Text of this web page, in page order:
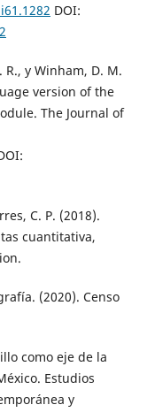
DOI:
R., y Winham, D. M.
version of the
The Journal of
C. P. (2018).
cuantitativa,
(2020). Censo
como eje de la
Estudios
y